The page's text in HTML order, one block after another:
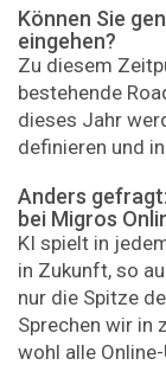
Können Sie
eingehen?
Zu diesem
bestehende
dieses Jahr
definieren und
Anders
bei Migros
KI spielt in
in Zukunft, so
nur die Spitze
Sprechen wir in
wohl alle